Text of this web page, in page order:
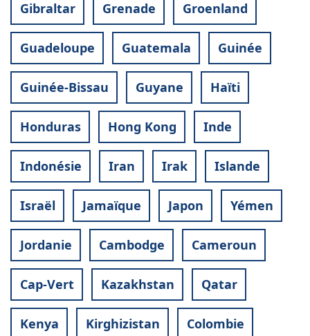
Gibraltar Grenade Groenland
Guadeloupe Guatemala Guinée
Guinée-Bissau Guyane Haïti
Honduras Hong Kong Inde
Indonésie Iran Irak Islande
Israël Jamaïque Japon Yémen
Jordanie Cambodge Cameroun
Cap-Vert Kazakhstan Qatar
Kenya Kirghizistan Colombie